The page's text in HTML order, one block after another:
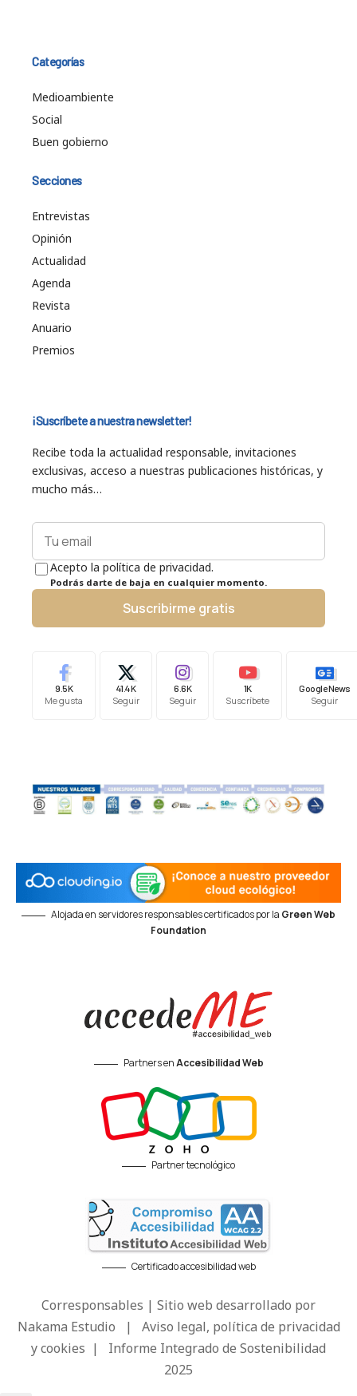
Categorías
Medioambiente
Social
Buen gobierno
Secciones
Entrevistas
Opinión
Actualidad
Agenda
Revista
Anuario
Premios
¡Suscríbete a nuestra newsletter!
Recibe toda la actualidad responsable, invitaciones
exclusivas, acceso a nuestras publicaciones históricas, y
mucho más…
Acepto la política de privacidad.
Podrás darte de baja en cualquier momento.
Suscribirme gratis
9.5K
Me gusta
41.4K
Seguir
6.6K
Seguir
1K
Suscríbete
Google News
Seguir
Alojada en servidores responsables certificados por la Green Web
Foundation
Partners enAccesibilidad Web
Partner tecnológico
Certificado accesibilidad web
Corresponsables | Sitio web desarrollado por
Nakama Estudio | Aviso legal, política de privacidad
y cookies | Informe Integrado de Sostenibilidad
2025